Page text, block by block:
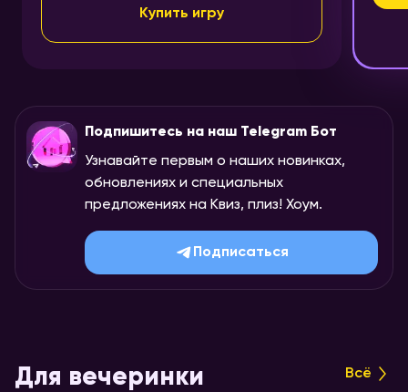
Купить игру
Подпишитесь на наш Telegram Бот
Узнавайте первым о наших новинках,
обновлениях и специальных
предложениях на Квиз, плиз! Хоум.
Подписаться
Для вечеринки Всё